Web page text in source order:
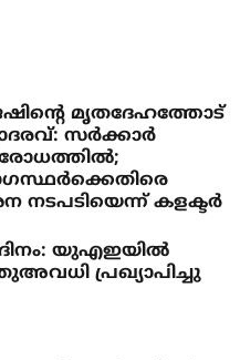
മൃതദേഹത്തോട്
സർക്കാർ
നടപടിയെന്ന് കളക്ടർ
യുഎഇയില്‍
പ്രഖ്യാപിച്ചു